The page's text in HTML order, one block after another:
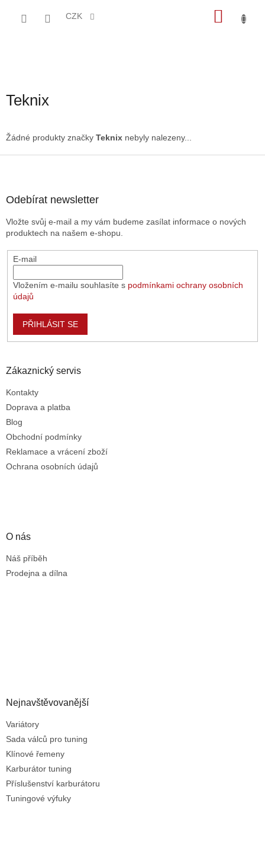
CZK
Teknix
Žádné produkty značky Teknix nebyly nalezeny...
Odebírat newsletter
Vložte svůj e-mail a my vám budeme zasílat informace o nových
produktech na našem e-shopu.
E-mail
Vložením e-mailu souhlasíte s podmínkami ochrany osobních
údajů
PŘIHLÁSIT SE
Zákaznický servis
Kontakty
Doprava a platba
Blog
Obchodní podmínky
Reklamace a vrácení zboží
Ochrana osobních údajů
O nás
Náš příběh
Prodejna a dílna
Nejnavštěvovanější
Variátory
Sada válců pro tuning
Klínové řemeny
Karburátor tuning
Příslušenství karburátoru
Tuningové výfuky